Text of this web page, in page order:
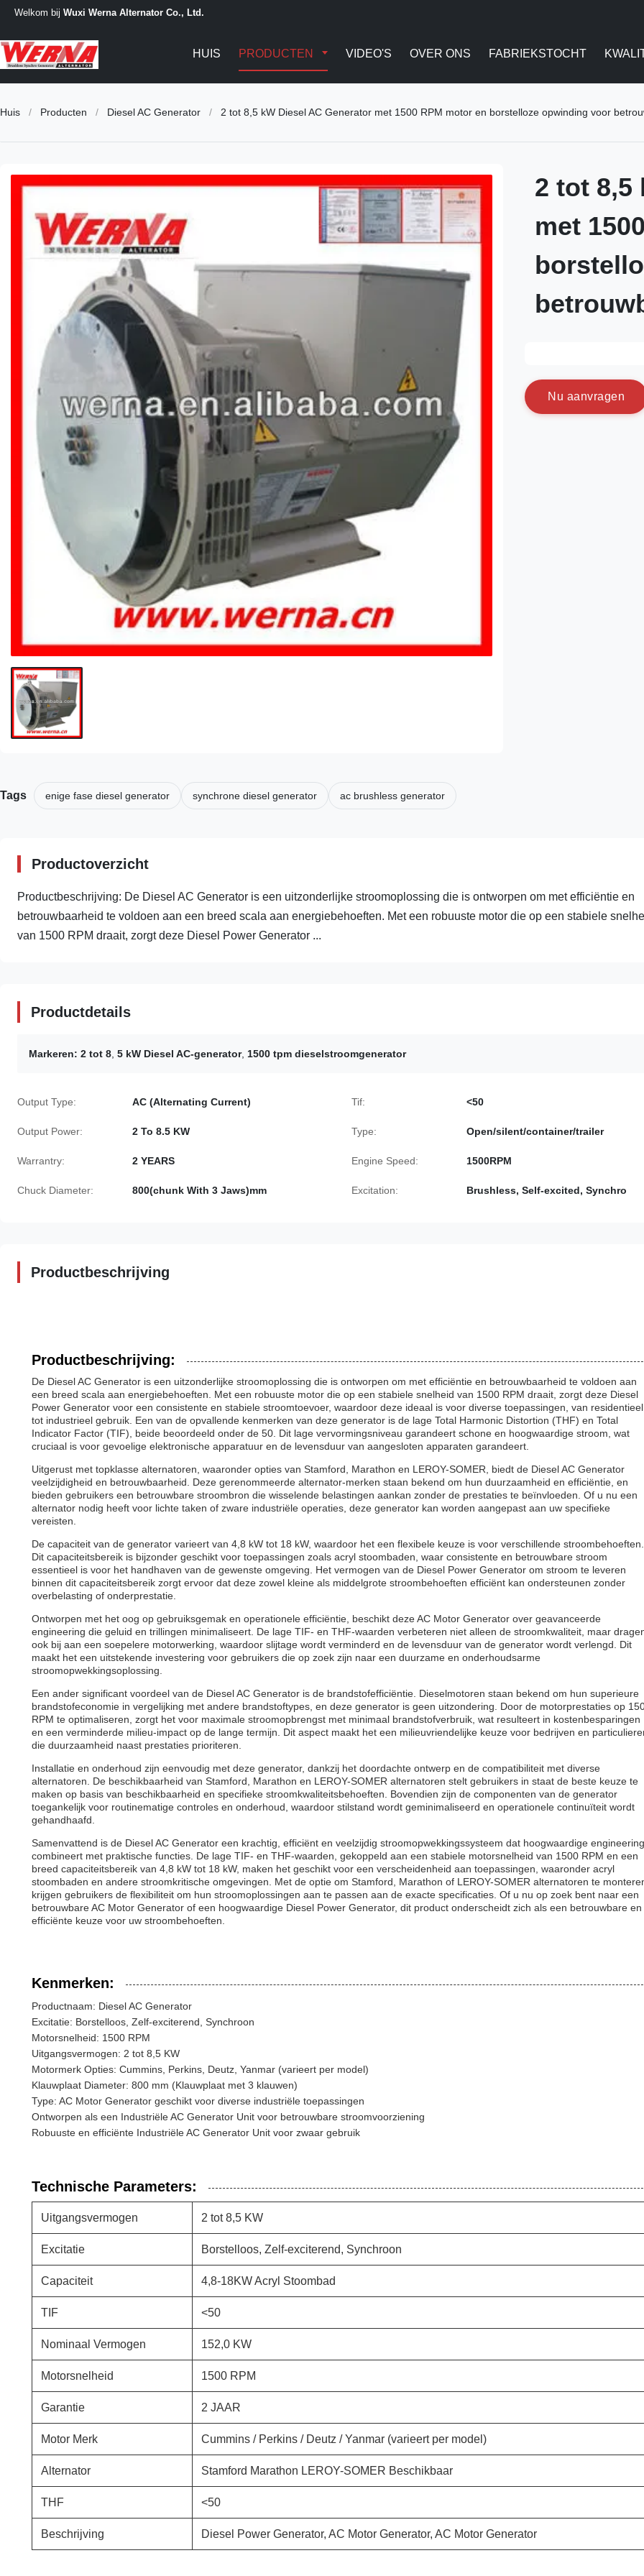
Welkom bij Wuxi Werna Alternator Co., Ltd.
HUIS PRODUCTEN VIDEO'S OVER ONS FABRIEKSTOCHT
Huis / Producten / Diesel AC Generator / 2 tot 8,5 kW Diesel AC Generator met 1500 RPM motor en borstelloze opwinding voor
2 tot 8,5
met
N u aanvragen
Tags enige fase diesel generator synchrone diesel generator ac brushless generator
Productoverzicht
Productbeschrijving: De Diesel AC Generator is een uitzonderlijke stroomoplossing die is ontworpen om met efficiëntie en
betrouwbaarheid te voldoen aan een breed scala aan energiebehoeften. Met een robuuste motor die op een stabiele
van 1500 RPM draait, zorgt deze Diesel Power Generator ...
Productdetails
Markeren: 2 tot 8 5 kW Diesel AC-generator, 1500 tpm dieselstroomgenerator
Output Type: AC (Alternating Current) Tif: <50
Output Power: 2 To 8.5 KW Type: Open/silent/container/trailer
Warrantry: 2 YEARS Engine Speed: 1500RPM
Chuck Diameter: 800(chunk With 3 Jaws)mm Excitation: Brushless, Self-excited, Synchro
Productbeschrijving
Productbeschrijving:
De Diesel AC Generator is een uitzonderlijke stroomoplossing die is ontworpen om met efficiëntie en betrouwbaarheid te voldoen aan
een breed scala aan energiebehoeften. Met een robuuste motor die op een stabiele snelheid van 1500 RPM draait, zorgt deze Diesel
Power Generator voor een consistente en stabiele stroomtoevoer, waardoor deze ideaal is voor diverse toepassingen, van residentieel
tot industrieel gebruik. Een van de opvallende kenmerken van deze generator is de lage Total Harmonic Distortion (THF) en Total
Indicator Factor (TIF), beide beoordeeld onder de 50. Dit lage vervormingsniveau garandeert schone en hoogwaardige stroom, wat
cruciaal is voor gevoelige elektronische apparatuur en de levensduur van aangesloten apparaten garandeert.
Uitgerust met topklasse alternatoren, waaronder opties van Stamford, Marathon en LEROY-SOMER, biedt de Diesel AC Generator
veelzijdigheid en betrouwbaarheid. Deze gerenommeerde alternator-merken staan bekend om hun duurzaamheid en efficiëntie, en
bieden gebruikers een betrouwbare stroombron die wisselende belastingen aankan zonder de prestaties te beïnvloeden. Of u nu een
alternator nodig heeft voor lichte taken of zware industriële operaties, deze generator kan worden aangepast aan uw specifieke
vereisten.
De capaciteit van de generator varieert van 4,8 kW tot 18 kW, waardoor het een flexibele keuze is voor verschillende stroombehoeften.
Dit capaciteitsbereik is bijzonder geschikt voor toepassingen zoals acryl stoombaden, waar consistente en betrouwbare stroom
essentieel is voor het handhaven van de gewenste omgeving. Het vermogen van de Diesel Power Generator om stroom te leveren
binnen dit capaciteitsbereik zorgt ervoor dat deze zowel kleine als middelgrote stroombehoeften efficiënt kan ondersteunen zonder
overbelasting of onderprestatie.
Ontworpen met het oog op gebruiksgemak en operationele efficiëntie, beschikt deze AC Motor Generator over geavanceerde
engineering die geluid en trillingen minimaliseert. De lage TIF- en THF-waarden verbeteren niet alleen de stroomkwaliteit, maar
ook bij aan een soepelere motorwerking, waardoor slijtage wordt verminderd en de levensduur van de generator wordt verlengd. Dit
maakt het een uitstekende investering voor gebruikers die op zoek zijn naar een duurzame en onderhoudsarme
stroomopwekkingsoplossing.
Een ander significant voordeel van de Diesel AC Generator is de brandstofefficiëntie. Dieselmotoren staan bekend om hun superieure
brandstofeconomie in vergelijking met andere brandstoftypes, en deze generator is geen uitzondering. Door de motorprestaties op
RPM te optimaliseren, zorgt het voor maximale stroomopbrengst met minimaal brandstofverbruik, wat resulteert in kostenbesparingen
en een verminderde milieu-impact op de lange termijn. Dit aspect maakt het een milieuvriendelijke keuze voor bedrijven en
die duurzaamheid naast prestaties prioriteren.
Installatie en onderhoud zijn eenvoudig met deze generator, dankzij het doordachte ontwerp en de compatibiliteit met diverse
alternatoren. De beschikbaarheid van Stamford, Marathon en LEROY-SOMER alternatoren stelt gebruikers in staat de beste keuze te
maken op basis van beschikbaarheid en specifieke stroomkwaliteitsbehoeften. Bovendien zijn de componenten van de generator
toegankelijk voor routinematige controles en onderhoud, waardoor stilstand wordt geminimaliseerd en operationele continuïteit wordt
gehandhaafd.
Samenvattend is de Diesel AC Generator een krachtig, efficiënt en veelzijdig stroomopwekkingssysteem dat hoogwaardige engineering
combineert met praktische functies. De lage TIF- en THF-waarden, gekoppeld aan een stabiele motorsnelheid van 1500 RPM en een
breed capaciteitsbereik van 4,8 kW tot 18 kW, maken het geschikt voor een verscheidenheid aan toepassingen, waaronder acryl
stoombaden en andere stroomkritische omgevingen. Met de optie om Stamford, Marathon of LEROY-SOMER alternatoren te
krijgen gebruikers de flexibiliteit om hun stroomoplossingen aan te passen aan de exacte specificaties. Of u nu op zoek bent naar een
betrouwbare AC Motor Generator of een hoogwaardige Diesel Power Generator, dit product onderscheidt zich als een betrouwbare en
efficiënte keuze voor uw stroombehoeften.
Kenmerken:
Productnaam: Diesel AC Generator
Excitatie: Borstelloos, Zelf-exciterend, Synchroon
Motorsnelheid: 1500 RPM
Uitgangsvermogen: 2 tot 8,5 KW
Motormerk Opties: Cummins, Perkins, Deutz, Yanmar (varieert per model)
Klauwplaat Diameter: 800 mm (Klauwplaat met 3 klauwen)
Type: AC Motor Generator geschikt voor diverse industriële toepassingen
Ontworpen als een Industriële AC Generator Unit voor betrouwbare stroomvoorziening
Robuuste en efficiënte Industriële AC Generator Unit voor zwaar gebruik
Technische Parameters:
Uitgangsvermogen 2 tot 8,5 KW
Excitatie Borstelloos, Zelf-exciterend, Synchroon
Capaciteit 4,8-18KW Acryl Stoombad
TIF <50
Nominaal Vermogen 152,0 KW
Motorsnelheid 1500 RPM
Garantie 2 JAAR
Motor Merk Cummins / Perkins / Deutz / Yanmar (varieert per model)
Alternator Stamford Marathon LEROY-SOMER Beschikbaar
THF <50
Beschrijving Diesel Power Generator, AC Motor Generator, AC Motor Generator